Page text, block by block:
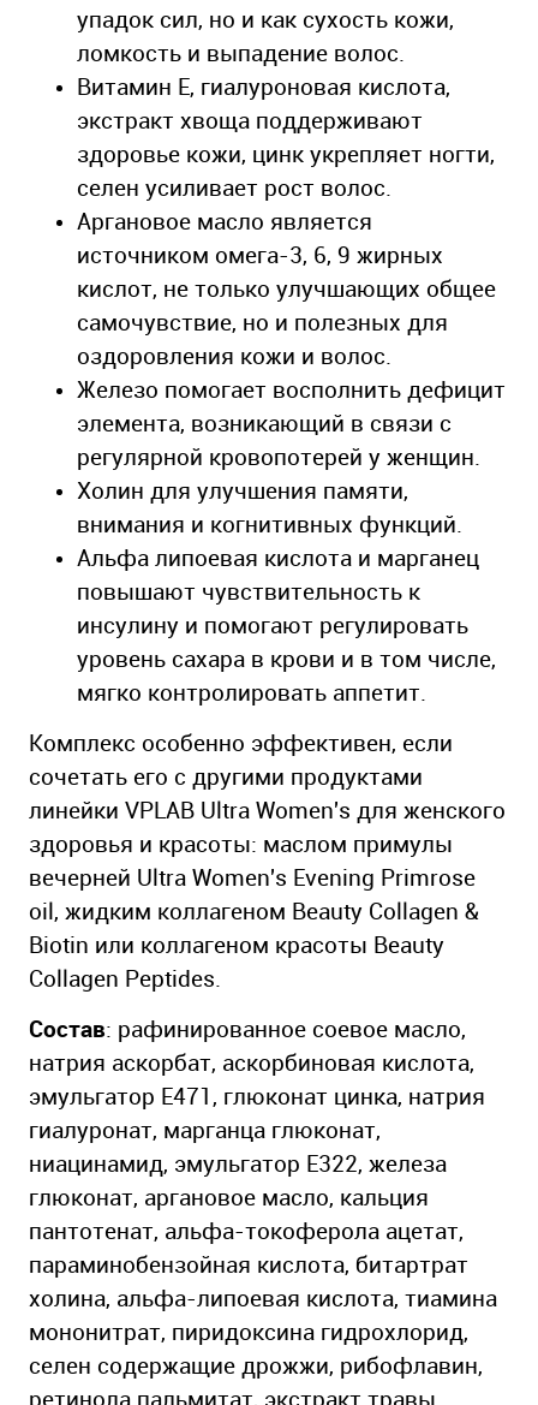
упадок сил, но и как сухость кожи,
ломкость и выпадение волос.
Витамин Е, гиалуроновая кислота,
экстракт хвоща поддерживают
здоровье кожи, цинк укрепляет ногти,
селен усиливает рост волос.
Аргановое масло является
источником омега-3, 6, 9 жирных
кислот, не только улучшающих общее
самочувствие, но и полезных для
оздоровления кожи и волос.
Железо помогает восполнить дефицит
элемента, возникающий в связи с
регулярной кровопотерей у женщин.
Холин для улучшения памяти,
внимания и когнитивных функций.
Альфа липоевая кислота и марганец
повышают чувствительность к
инсулину и помогают регулировать
уровень сахара в крови и в том числе,
мягко контролировать аппетит.
Комплекс особенно эффективен, если
сочетать его с другими продуктами
линейки VPLAB Ultra Women's для женского
здоровья и красоты: маслом примулы
вечерней Ultra Women's Evening Primrose
oil, жидким коллагеном Beauty Collagen &
Biotin или коллагеном красоты Beauty
Collagen Peptides.
Состав: рафинированное соевое масло,
натрия аскорбат, аскорбиновая кислота,
эмульгатор Е471, глюконат цинка, натрия
гиалуронат, марганца глюконат,
ниацинамид, эмульгатор Е322, железа
глюконат, аргановое масло, кальция
пантотенат, альфа-токоферола ацетат,
параминобензойная кислота, битартрат
холина, альфа-липоевая кислота, тиамина
мононитрат, пиридоксина гидрохлорид,
селен содержащие дрожжи, рибофлавин,
ретинола пальмитат, экстракт травы